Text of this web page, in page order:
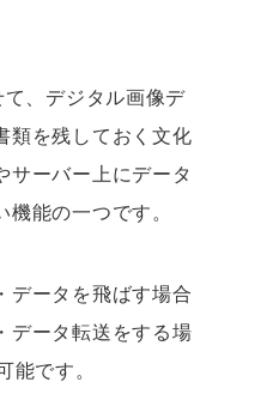
、デジタル画像デ
類を残しておく文化
サーバー上にデータ
能の一つです。
データを飛ばす場合
データ転送をする場
能です。